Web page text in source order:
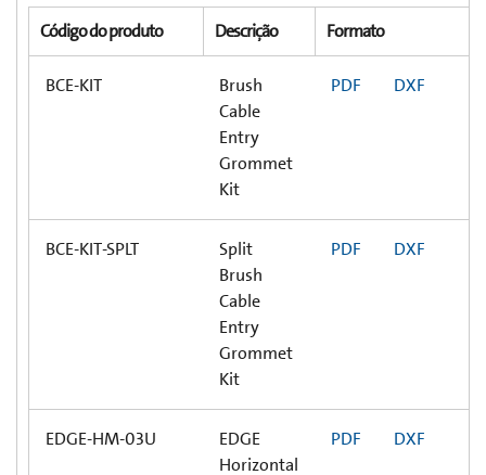
Código do produto Descrição Formato
BCE-KIT
Brush
Cable
Entry
Grommet
Kit
PDF DXF
BCE-KIT-SPLT
Split
Brush
Cable
Entry
Grommet
Kit
PDF DXF
EDGE-HM-03U
EDGE
Horizontal
PDF DXF